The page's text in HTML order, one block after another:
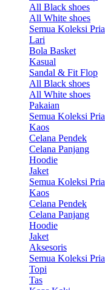
All Black shoes
All White shoes
Semua Koleksi Pria
Lari
Bola Basket
Kasual
Sandal & Fit Flop
All Black shoes
All White shoes
Pakaian
Semua Koleksi Pria
Kaos
Celana Pendek
Celana Panjang
Hoodie
Jaket
Semua Koleksi Pria
Kaos
Celana Pendek
Celana Panjang
Hoodie
Jaket
Aksesoris
Semua Koleksi Pria
Topi
Tas